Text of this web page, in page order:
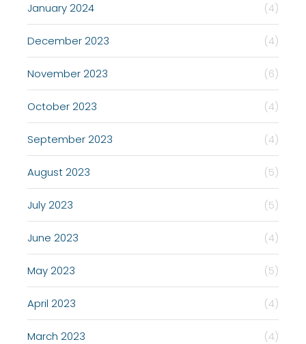
January 2024 (4)
December 2023 (4)
November 2023 (6)
October 2023 (4)
September 2023 (4)
August 2023 (5)
July 2023 (5)
June 2023 (4)
May 2023 (5)
April 2023 (4)
March 2023 (4)